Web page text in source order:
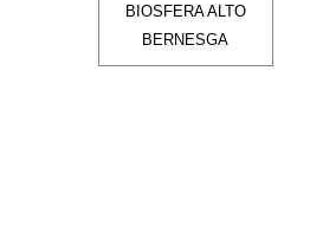
BIOSFERA ALTO
BERNESGA